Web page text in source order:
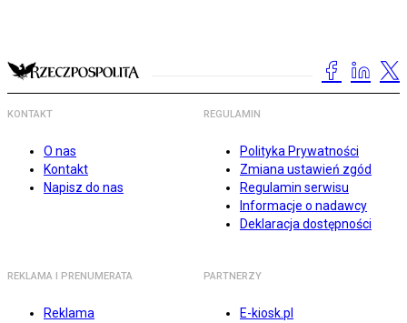
KONTAKT
O nas
Kontakt
Napisz do nas
REGULAMIN
Polityka Prywatności
Zmiana ustawień zgód
Regulamin serwisu
Informacje o nadawcy
Deklaracja dostępności
REKLAMA I PRENUMERATA
Reklama
PARTNERZY
E-kiosk.pl